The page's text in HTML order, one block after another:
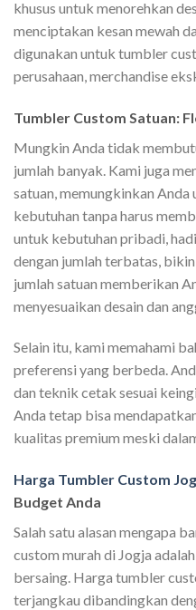
khusus untuk menorehkan
menciptakan kesan mewah
digunakan untuk tumbler
perusahaan, merchandise
Tumbler Custom Satuan:
Mungkin Anda tidak
jumlah banyak. Kami juga
satuan, memungkinkan Anda
kebutuhan tanpa harus
untuk kebutuhan pribadi,
dengan jumlah terbatas,
jumlah satuan memberikan
menyesuaikan desain dan
Selain itu, kami memahami
preferensi yang berbeda.
dan teknik cetak sesuai
Anda tetap bisa
kualitas premium meski
Harga Tumbler Custom
Budget Anda
Salah satu alasan mengapa
custom murah di Jogja
bersaing. Harga tumbler
terjangkau dibandingkan